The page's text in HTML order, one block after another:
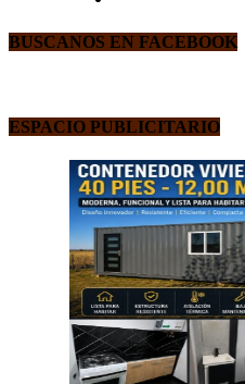
BUSCANOS EN FACEBOOK
ESPACIO PUBLICITARIO